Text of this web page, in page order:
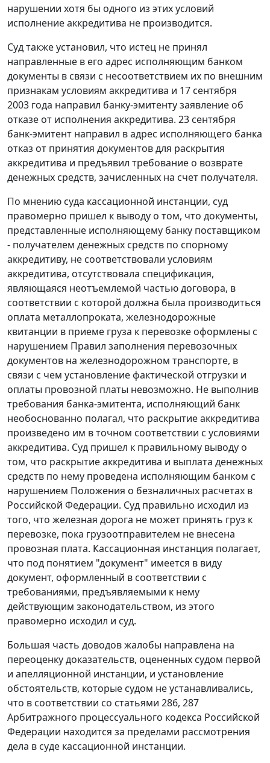
нарушении хотя бы одного из этих условий
исполнение аккредитива не производится.
Суд также установил, что истец не принял
направленные в его адрес исполняющим банком
документы в связи с несоответствием их по внешним
признакам условиям аккредитива и 17 сентября
2003 года направил банку-эмитенту заявление об
отказе от исполнения аккредитива. 23 сентября
банк-эмитент направил в адрес исполняющего банка
отказ от принятия документов для раскрытия
аккредитива и предъявил требование о возврате
денежных средств, зачисленных на счет получателя.
По мнению суда кассационной инстанции, суд
правомерно пришел к выводу о том, что документы,
представленные исполняющему банку поставщиком
- получателем денежных средств по спорному
аккредитиву, не соответствовали условиям
аккредитива, отсутствовала спецификация,
являющаяся неотъемлемой частью договора, в
соответствии с которой должна была производиться
оплата металлопроката, железнодорожные
квитанции в приеме груза к перевозке оформлены с
нарушением Правил заполнения перевозочных
документов на железнодорожном транспорте, в
связи с чем установление фактической отгрузки и
оплаты провозной платы невозможно. Не выполнив
требования банка-эмитента, исполняющий банк
необоснованно полагал, что раскрытие аккредитива
произведено им в точном соответствии с условиями
аккредитива. Суд пришел к правильному выводу о
том, что раскрытие аккредитива и выплата денежных
средств по нему проведена исполняющим банком с
нарушением Положения о безналичных расчетах в
Российской Федерации. Суд правильно исходил из
того, что железная дорога не может принять груз к
перевозке, пока грузоотправителем не внесена
провозная плата. Кассационная инстанция полагает,
что под понятием "документ" имеется в виду
документ, оформленный в соответствии с
требованиями, предъявляемыми к нему
действующим законодательством, из этого
правомерно исходил и суд.
Большая часть доводов жалобы направлена на
переоценку доказательств, оцененных судом первой
и апелляционной инстанции, и установление
обстоятельств, которые судом не устанавливались,
что в соответствии со статьями 286, 287
Арбитражного процессуального кодекса Российской
Федерации находится за пределами рассмотрения
дела в суде кассационной инстанции.